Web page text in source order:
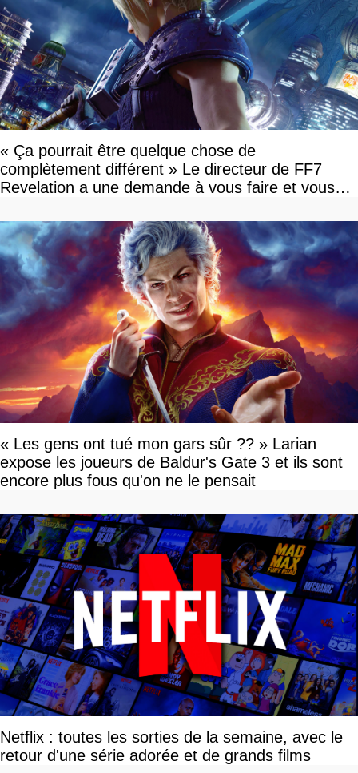
« Ça pourrait être quelque chose de
complètement différent » Le directeur de FF7
Revelation a une demande à vous faire et vous
« Les gens ont tué mon gars sûr ?? » Larian
expose les joueurs de Baldur's Gate 3 et ils sont
encore plus fous qu'on ne le pensait
Netflix : toutes les sorties de la semaine, avec le
retour d'une série adorée et de grands films